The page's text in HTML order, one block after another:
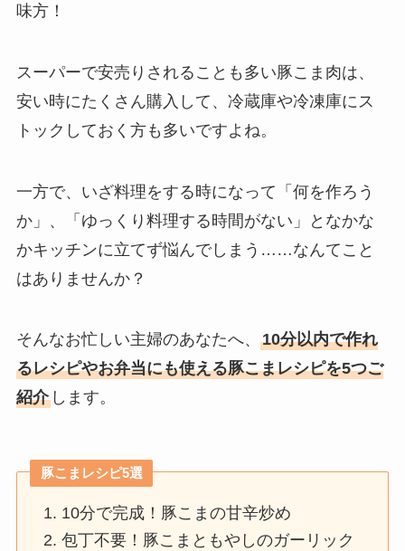
味方！
スーパーで安売りされることも多い豚こま肉は、
安い時にたくさん購入して、冷蔵庫や冷凍庫にス
トックしておく方も多いですよね。
一方で、いざ料理をする時になって「何を作ろう
か」、「ゆっくり料理する時間がない」となかな
かキッチンに立てず悩んでしまう……なんてこと
はありませんか？
そんなお忙しい主婦のあなたへ、 10分以内で作れ
るレシピやお弁当にも使える豚こまレシピを5つご
紹介します。
豚こまレシピ5選
10分で完成！豚こまの甘辛炒め
包丁不要！豚こまともやしのガーリック